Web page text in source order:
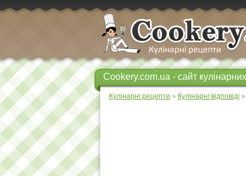
Cookery.com.ua - сайт
Кулінарні рецепти » Кулінарні відповіді